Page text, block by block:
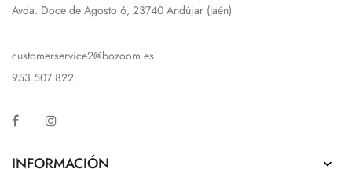
Avda. Doce de Agosto 6, 23740 Andújar (Jaén)
customerservice2@bozoom.es
953 507 822
Facebook
INFORMACIÓN 